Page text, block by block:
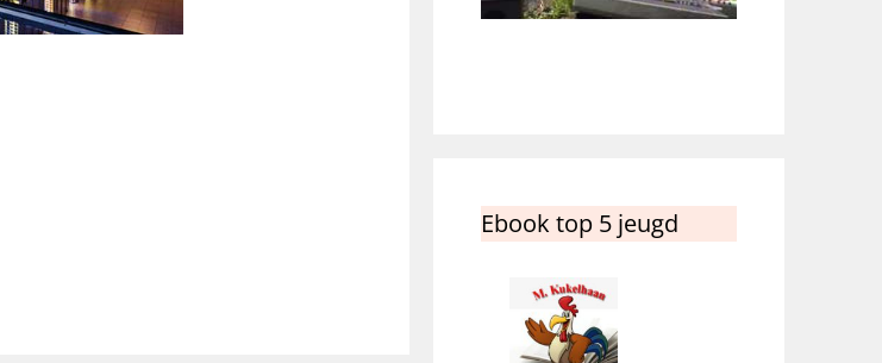
Ebook top 5 jeugd